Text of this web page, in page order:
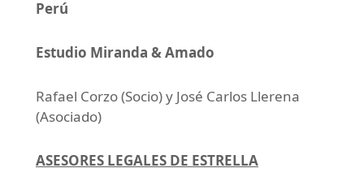
Perú
Estudio Miranda & Amado
Rafael Corzo (Socio) y José Carlos Llerena
(Asociado)
ASESORES LEGALES DE ESTRELLA